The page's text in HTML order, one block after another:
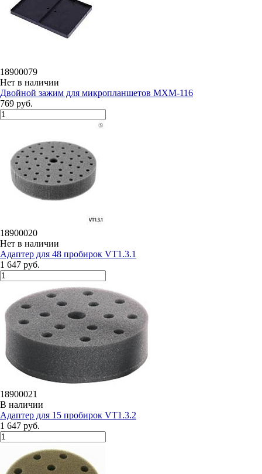
18900079
Нет в наличии
Двойной зажим для микропланшетов MXM-116
769 руб.
18900020
Нет в наличии
Адаптер для 48 пробирок VT1.3.1
1 647 руб.
18900021
В наличии
Адаптер для 15 пробирок VT1.3.2
1 647 руб.